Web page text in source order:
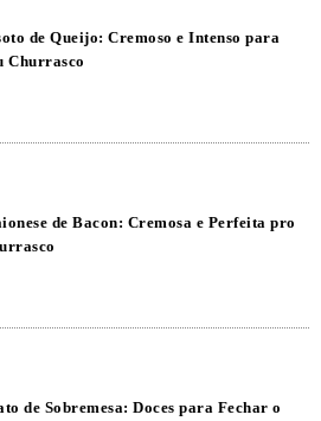
de Queijo: Cremoso e Intenso para
Churrasco
de Bacon: Cremosa e Perfeita pro
de Sobremesa: Doces para Fechar o